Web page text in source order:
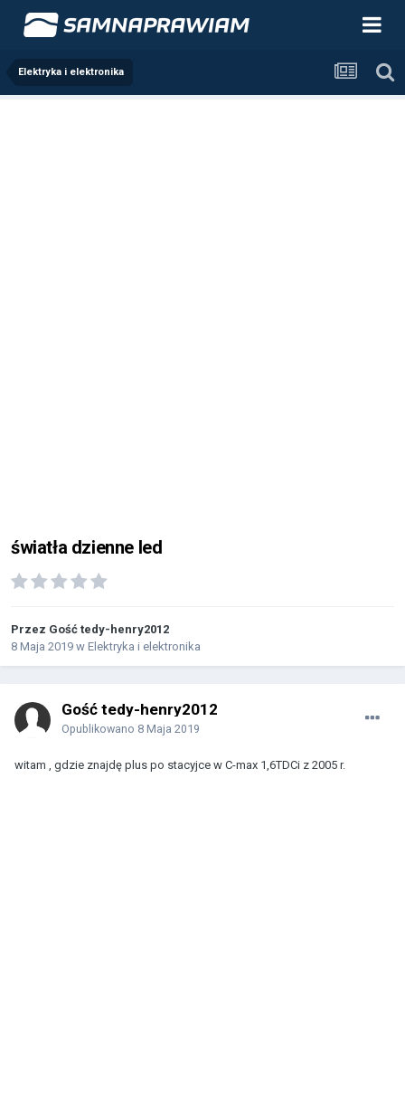
Elektryka i elektronika
światła dzienne led
Przez Gość tedy-henry2012
8 Maja 2019 w Elektryka i elektronika
Gość tedy-henry2012
Opublikowano 8 Maja 2019
witam , gdzie znajdę plus po stacyjce w C-max 1,6TDCi z 2005 r.